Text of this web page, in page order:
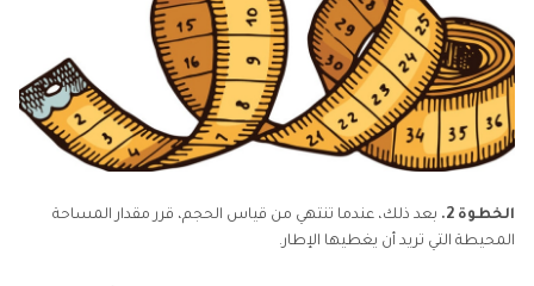
الخطوة 2.
بعد ذلك، عندما تنتهي من قياس الحجم، قرر مقدار المساحة
المحيطة التي تريد أن يغطيها الإطار.